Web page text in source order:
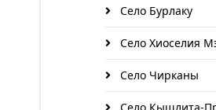
Село Бурлаку
Село Хиоселия
Село Чирканы